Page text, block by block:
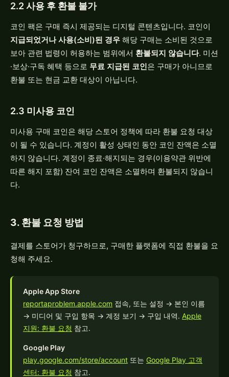
2.2 사용 후 환불 불가
코인 팩은 구매 즉시 제공되는 디지털 콘텐츠입니다. 코인이
지급되었거나 사용(소비)된 경우 해당 구매는 소비된 것으로
보아 관련 법령이 허용하는 범위에서 환불되지 않습니다. 미션
·보상·구독 혜택 등으로 무료 지급된 코인은 구매가 아니므로
환불 또는 현금 교환 대상이 아닙니다.
2.3 미사용 코인
미사용 구매 코인은 해당 스토어 정책에 따라 환불 요청 대상
이 될 수 있습니다. 계정이 활성 상태인 동안 코인 잔액은 소멸
하지 않습니다. 계정이 종료·해지되는 경우(이용약관 위반에
따른 해지 포함) 잔여 코인 잔액은 소멸하며 환불되지 않습니
다.
3. 환불 요청 방법
결제를 스토어가 청구하므로, 구매한 플랫폼에 직접 환불을 요
청해 주세요.
Apple App Store
reportaproblem.apple.com 접속, 또는 설정 → 본인 이름
→ 미디어 및 구입 항목 → 계정 보기 → 구입 내역. Apple
지원: 환불 요청 참고.
Google Play
play.google.com/store/account 또는 Google Play 고객
센터: 환불 요청 참고.